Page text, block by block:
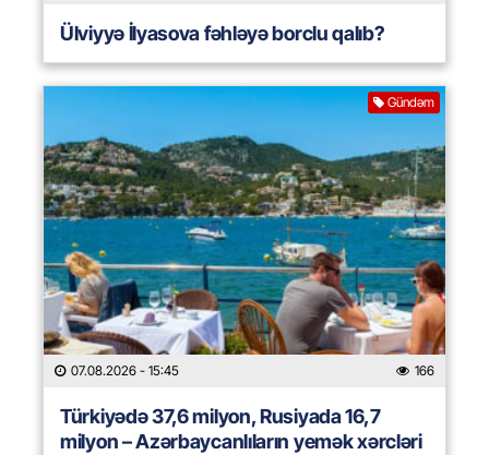
Ülviyyə İlyasova fəhləyə borclu qalıb?
Gündəm
07.08.2026 - 15:45 166
Türkiyədə 37,6 milyon, Rusiyada 16,7
milyon – Azərbaycanlıların yemək xərcləri